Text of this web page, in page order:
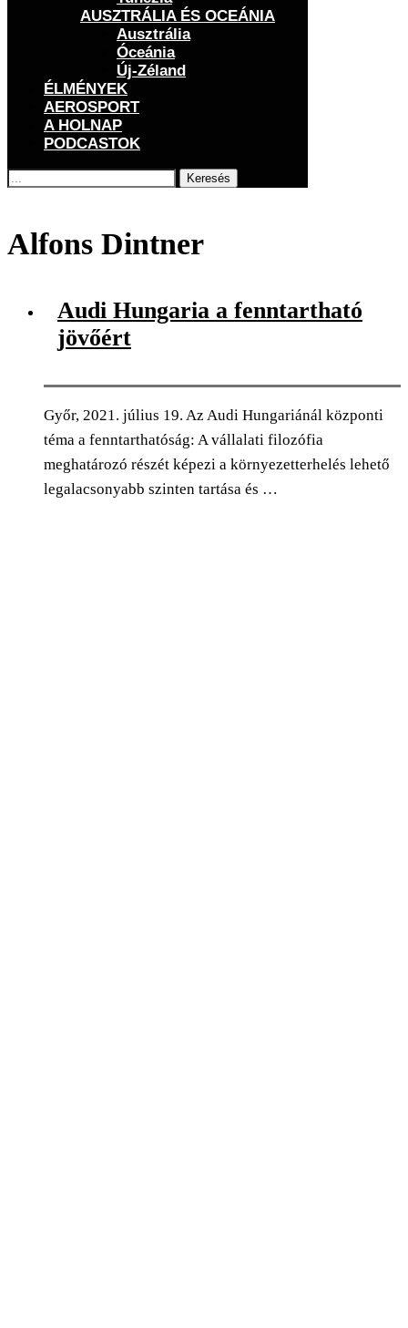
AUSZTRÁLIA ÉS OCEÁNIA
Ausztrália
Óceánia
Új-Zéland
ÉLMÉNYEK
AEROSPORT
A HOLNAP
PODCASTOK
Keresés
Alfons Dintner
Audi Hungaria a fenntartható
jövőért
Győr, 2021. július 19. Az Audi Hungariánál központi
téma a fenntarthatóság: A vállalati filozófia
meghatározó részét képezi a környezetterhelés lehető
legalacsonyabb szinten tartása és …